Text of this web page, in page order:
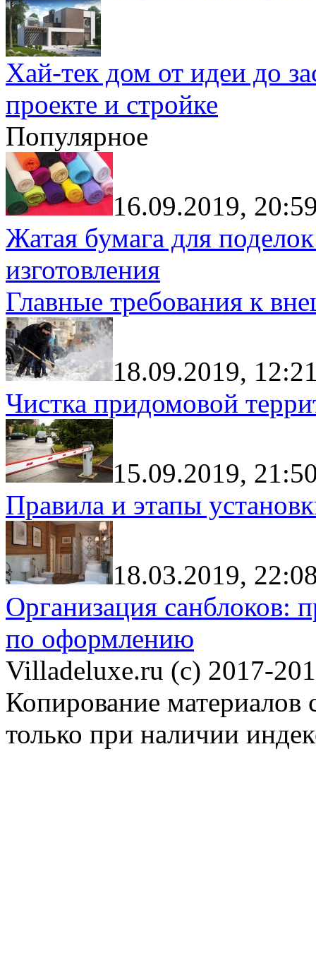
Хай-тек дом от идеи до
проекте и стройке
Популярное
16.09.2019,
Жатая бумага для
изготовления
Главные требования к
18.09.2019,
Чистка придомовой
15.09.2019,
Правила и этапы
18.03.2019,
Организация санблоков:
по оформлению
Villadeluxe.ru (c) 2017-
Копирование материалов
только при наличии